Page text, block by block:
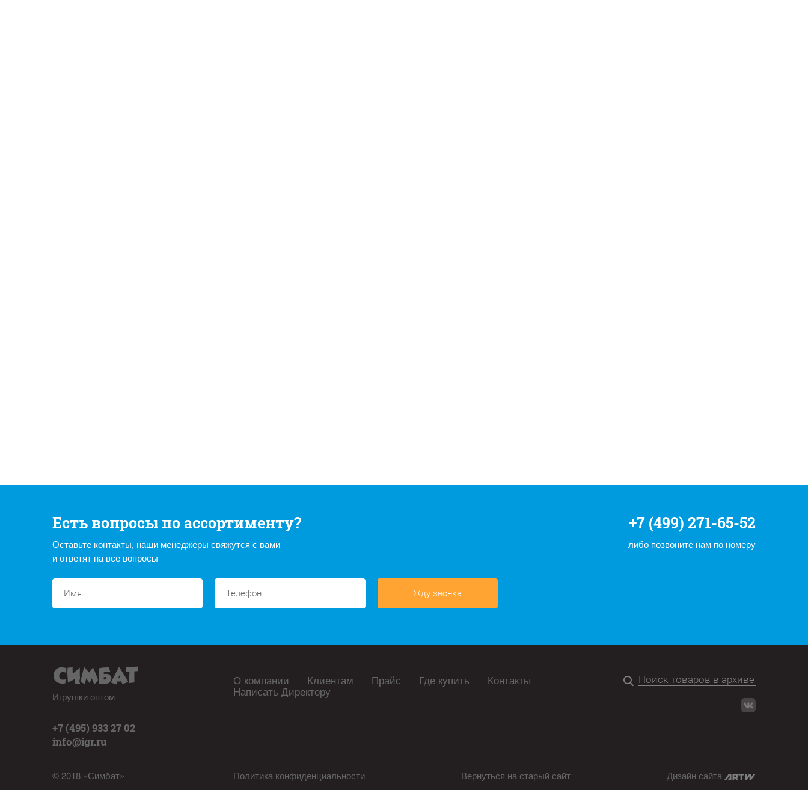
Есть вопросы по ассортименту?
Оставьте контакты, наши менеджеры свяжутся с вами
и ответят на все вопросы
+7 (499) 271-65-52
либо позвоните нам по номеру
Жду звонка
Игрушки оптом
+7 (495) 933 27 02
info@igr.ru
© 2018 «Симбат»
О компании Клиентам Прайс Где купить Контакты
Написать Директору
Политика конфиденциальности Вернуться на старый сайт Дизайн сайта